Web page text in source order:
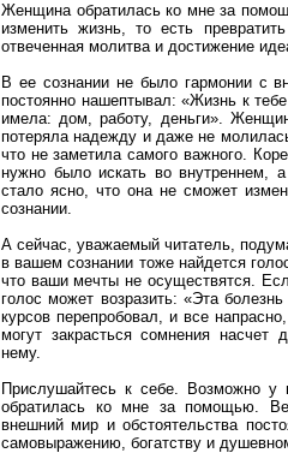
Женщина обратилась ко мне за
изменить жизнь, то есть
отвеченная молитва и достижение
В ее сознании не было гармонии с
постоянно нашептывал: «Жизнь к
имела: дом, работу, деньги».
потеряла надежду и даже не
что не заметила самого важного.
нужно было искать во внутреннем,
стало ясно, что она не сможет
сознании.
А сейчас, уважаемый читатель,
в вашем сознании тоже найдется
что ваши мечты не осуществятся.
голос может возразить: «Эта
курсов перепробовал, и все
могут закрасться сомнения насчет
нему.
Прислушайтесь к себе. Возможно
обратилась ко мне за помощью.
внешний мир и обстоятельства
самовыражению, богатству и